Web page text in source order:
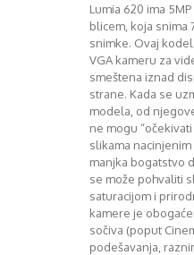
Lumia 620 ima
blicem, koja snima
snimke. Ovaj
VGA kameru za
smeštena iznad
strane. Kada se
modela, od
ne mogu
slikama
manjka bogatstvo
se može pohvaliti
saturacijom i
kamere je
sočiva (poput
podešavanja,